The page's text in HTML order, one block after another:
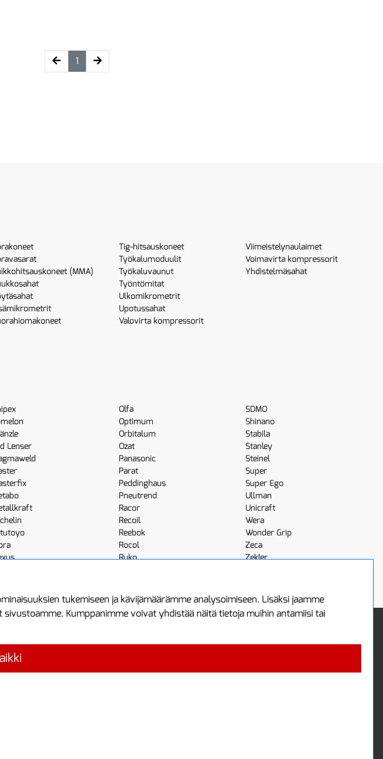
1(current)
(MMA)
Tig-hitsauskoneet
Työkalumoduulit
Työkaluvaunut
Työntömitat
Ulkomikrometrit
Upotussahat
Valovirta kompressorit
Viimeistelynaulaimet
Voimavirta kompressorit
Yhdistelmäsahat
Lenser
Olfa
Optimum
Orbitalum
Ozat
Panasonic
Parat
Peddinghaus
Pneutrend
Racor
Recoil
Reebok
Rocol
Ruko
SDMO
Shinano
Stabila
Stanley
Steinel
Super
Super Ego
Ullman
Unicraft
Wera
Wonder Grip
Zeca
Zekler
Protools Oy
Tuottajankatu 13
Uutiskirje
Tilaa maksuton uutiskirjeemme
tukemiseen ja kävijämäärämme analysoimiseen. Lisäksi jaamme
Kumppanimme voivat yhdistää näitä tietoja muihin antamiisi tai